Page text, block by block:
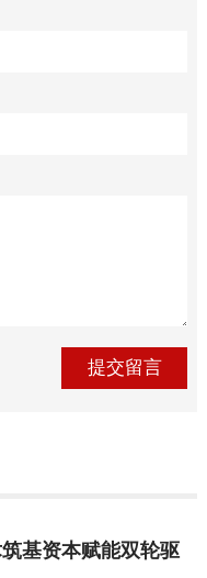
基资本赋能双轮驱